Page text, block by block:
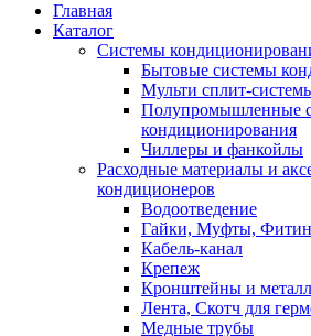
Главная
Каталог
Системы
Бытовые системы
Мульти сплит-
Полупромышленные
кондиционирования
Чиллеры и фанкойлы
Расходные материалы и
кондиционеров
Водоотведение
Гайки, Муфты,
Кабель-канал
Крепеж
Кронштейны и
Лента, Скотч для
Медные трубы